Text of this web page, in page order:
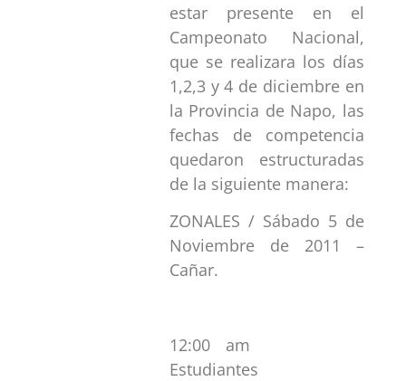
estar presente en el
Campeonato Nacional,
que se realizara los días
1,2,3 y 4 de diciembre en
la Provincia de Napo, las
fechas de competencia
quedaron estructuradas
de la siguiente manera:
ZONALES / Sábado 5 de
Noviembre de 2011 –
Cañar.
12:00 am
Estudiantes